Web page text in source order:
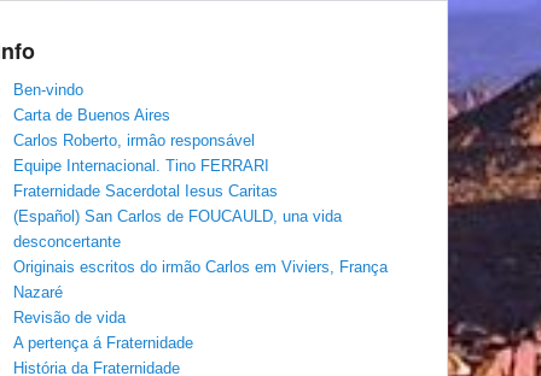
Ben-vindo
Carta de Buenos Aires
Carlos Roberto, irmâo responsável
Equipe Internacional. Tino FERRARI
Fraternidade Sacerdotal Iesus Caritas
(Español) San Carlos de FOUCAULD, una vida
desconcertante
Originais escritos do irmão Carlos em Viviers, França
Nazaré
Revisão de vida
A pertença á Fraternidade
História da Fraternidade